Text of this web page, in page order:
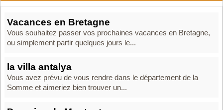
Vacances en Bretagne
Vous souhaitez passer vos prochaines vacances en Bretagne,
ou simplement partir quelques jours le...
la villa antalya
Vous avez prévu de vous rendre dans le département de la
Somme et aimeriez bien trouver un...